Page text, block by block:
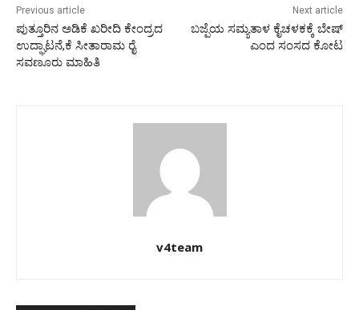
Previous article
ಪುತ್ತೂರಿನ ಅಡಿಕೆ ಖರೀದಿ ಕೇಂದ್ರದ
ಉದ್ಘಾಟನೆ,ಕೆ ಸೀತಾರಾಮ ರೈ
ಸವಣೂರು ಮಾಹಿತಿ
Next article
ಬಜ್ಪೆಯ ಸಮ್ಯತಾಳ ಕೈಚಳಕಕ್ಕೆ ಬೇಷ್
ಎಂದ ಸಂಸದ ಕೋಟ
v4team